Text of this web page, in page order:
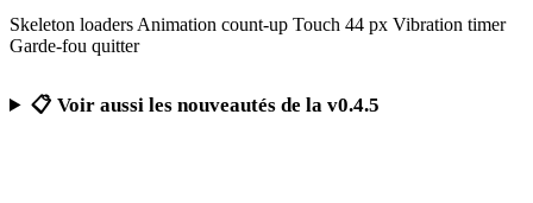
Skeleton loaders Animation count-up Touch 44 px Vibration timer
Garde-fou quitter
📋 Voir aussi les nouveautés de la v0.4.5